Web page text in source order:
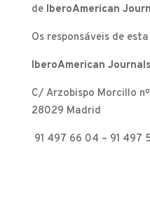
de IberoAmerican
Os responsáveis de
IberoAmerican Journals
C/ Arzobispo Morcillo
28029 Madrid
91 497 66 04 – 91 497